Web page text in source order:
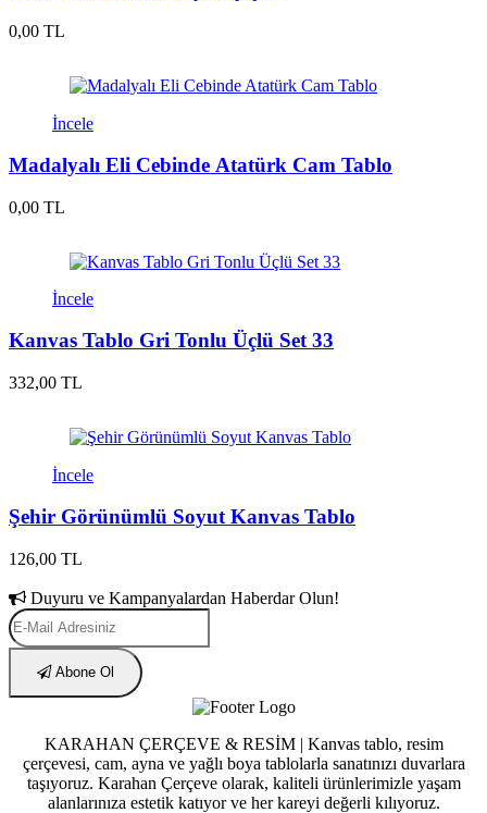
0,00 TL
İncele
Madalyalı Eli Cebinde Atatürk Cam Tablo
0,00 TL
İncele
Kanvas Tablo Gri Tonlu Üçlü Set 33
332,00 TL
İncele
Şehir Görünümlü Soyut Kanvas Tablo
126,00 TL
Duyuru ve Kampanyalardan Haberdar Olun!
Abone Ol
KARAHAN ÇERÇEVE & RESİM | Kanvas tablo, resim
çerçevesi, cam, ayna ve yağlı boya tablolarla sanatınızı duvarlara
taşıyoruz. Karahan Çerçeve olarak, kaliteli ürünlerimizle yaşam
alanlarınıza estetik katıyor ve her kareyi değerli kılıyoruz.